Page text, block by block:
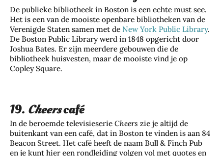
De publieke bibliotheek in Boston is een echte must see.
Het is een van de mooiste openbare bibliotheken van de
Verenigde Staten samen met de New York Public Library.
De Boston Public Library werd in 1848 opgericht door
Joshua Bates. Er zijn meerdere gebouwen die de
bibliotheek huisvesten, maar de mooiste vind je op
Copley Square.
19. Cheerscafé
In de beroemde televisieserie Cheers zie je altijd de
buitenkant van een café, dat in Boston te vinden is aan 84
Beacon Street. Het café heeft de naam Bull & Finch Pub
en je kunt hier een rondleiding volgen vol met quotes en